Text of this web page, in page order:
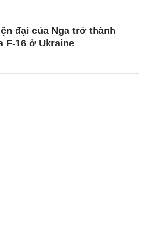
đại của Nga trở thành
F-16 ở Ukraine